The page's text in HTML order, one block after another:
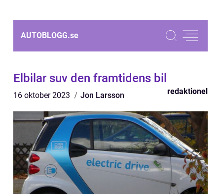
AUTOBLOGG.se
Elbilar suv den framtidens bil
16 oktober 2023 Jon Larsson redaktionel